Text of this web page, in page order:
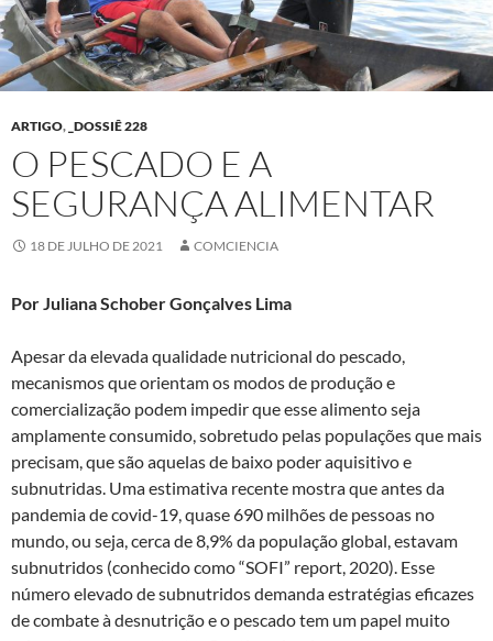
ARTIGO, _DOSSIÊ 228
O PESCADO E A
SEGURANÇA ALIMENTAR
18 DE JULHO DE 2021 COMCIENCIA
Por Juliana Schober Gonçalves Lima
Apesar da elevada qualidade nutricional do pescado,
mecanismos que orientam os modos de produção e
comercialização podem impedir que esse alimento seja
amplamente consumido, sobretudo pelas populações que mais
precisam, que são aquelas de baixo poder aquisitivo e
subnutridas. Uma estimativa recente mostra que antes da
pandemia de covid-19, quase 690 milhões de pessoas no
mundo, ou seja, cerca de 8,9% da população global, estavam
subnutridos (conhecido como “SOFI” report, 2020). Esse
número elevado de subnutridos demanda estratégias eficazes
de combate à desnutrição e o pescado tem um papel muito